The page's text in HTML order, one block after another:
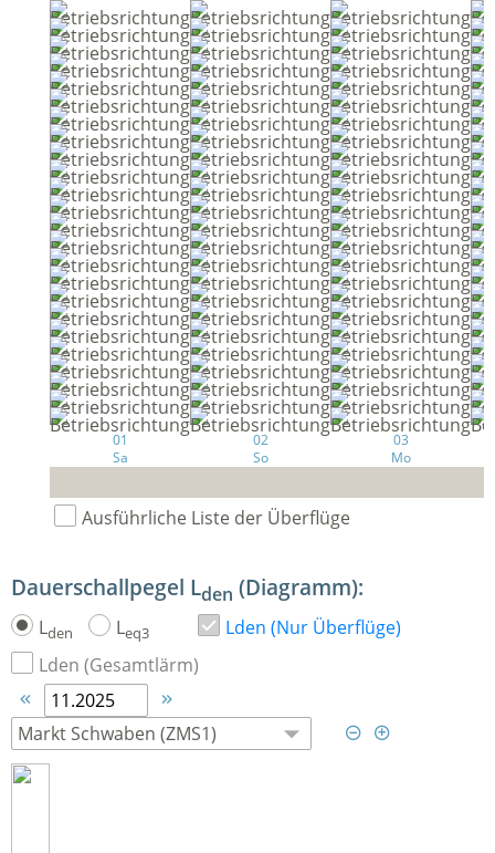
01
Sa
02
So
03
Mo
Ausführliche Liste der Überflüge
Dauerschallpegel Lden (Diagramm):
Lden Leq3
Lden (Nur Überflüge)
Lden (Gesamtlärm)



